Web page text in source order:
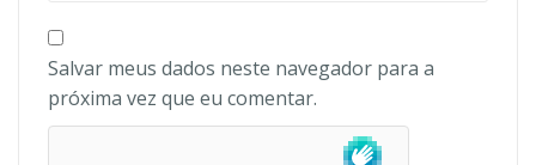
Salvar meus dados neste navegador para a
próxima vez que eu comentar.